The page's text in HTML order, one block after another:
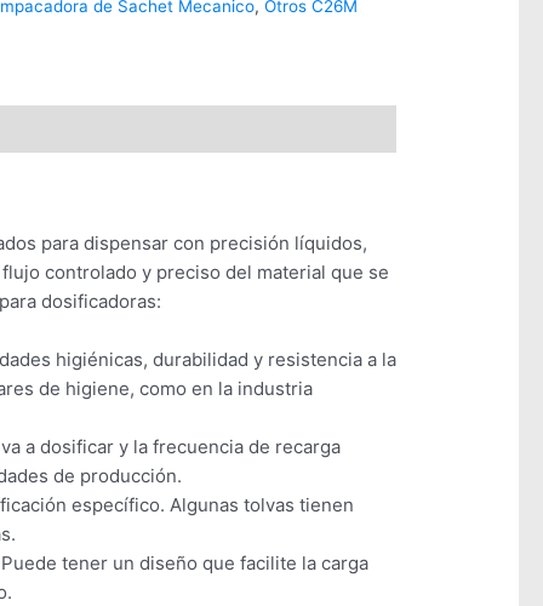
de Sachet Mecanico,Otros C26M
para dispensar con precisión líquidos,
controlado y preciso del material que se
dosificadoras:
higiénicas, durabilidad y resistencia a la
de higiene, como en la industria
a dosificar y la frecuencia de recarga
de producción.
específico. Algunas tolvas tienen
tener un diseño que facilite la carga